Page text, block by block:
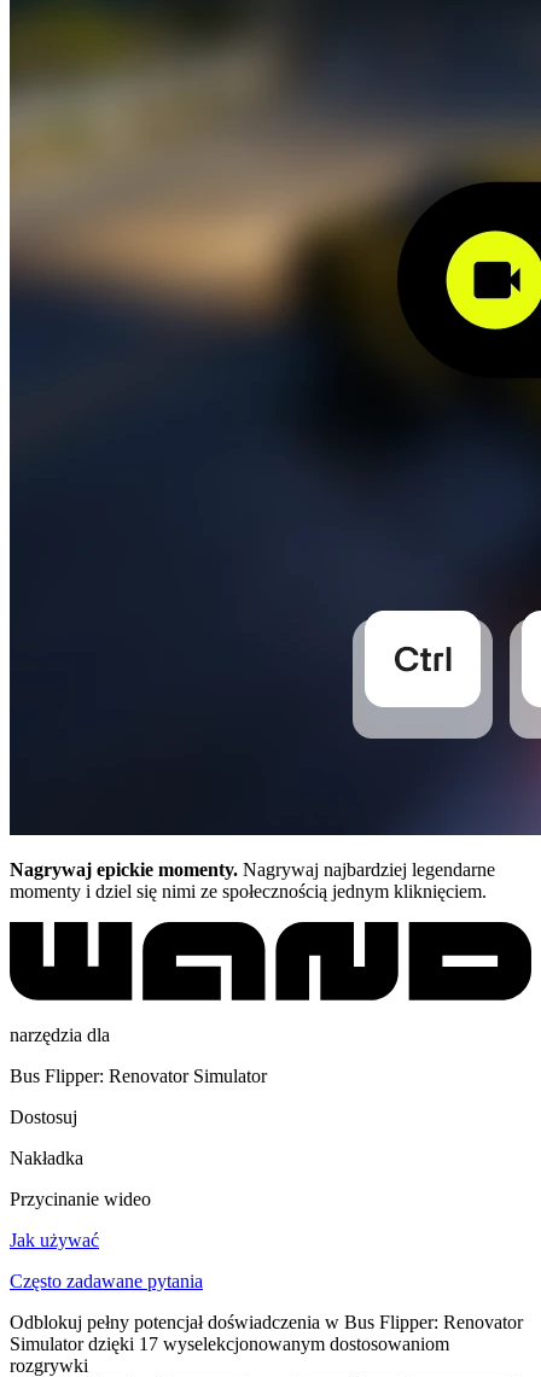
Nagrywaj epickie momenty. Nagrywaj najbardziej legendarne
momenty i dziel się nimi ze społecznością jednym kliknięciem.
narzędzia dla
Bus Flipper: Renovator Simulator
Dostosuj
Nakładka
Przycinanie wideo
Jak używać
Często zadawane pytania
Odblokuj pełny potencjał doświadczenia w Bus Flipper: Renovator
Simulator dzięki 17 wyselekcjonowanym dostosowaniom
rozgrywki